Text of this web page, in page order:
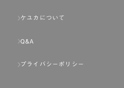
ケユカについて
Q&A
プライバシーポリシー